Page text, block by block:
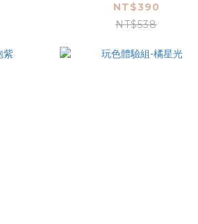
NT$390
NT$538